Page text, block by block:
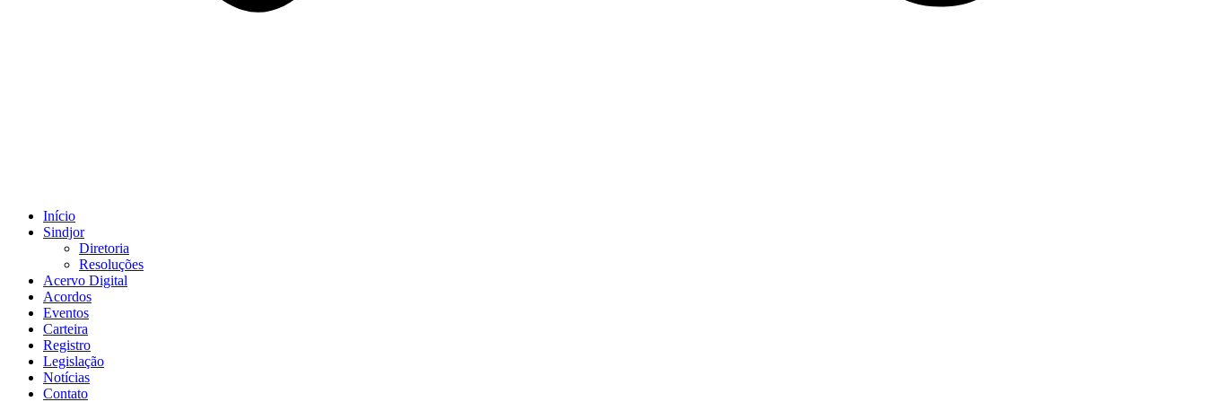
Início
Sindjor
Diretoria
Resoluções
Acervo Digital
Acordos
Eventos
Carteira
Registro
Legislação
Notícias
Contato